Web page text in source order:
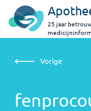
25 jaar
fenprocoumon bij
Vorige